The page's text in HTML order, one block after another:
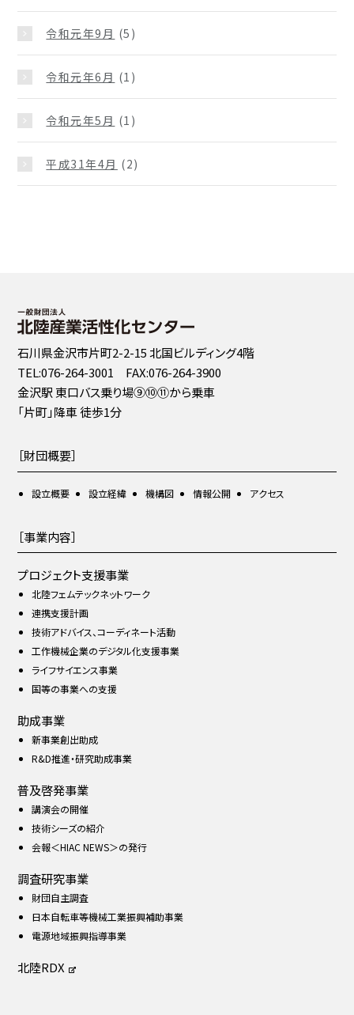
令和元年9月 (5)
令和元年6月 (1)
令和元年5月 (1)
平成31年4月 (2)
石川県金沢市片町2-2-15 北国ビルディング4階
TEL:076-264-3001 FAX:076-264-3900
金沢駅 東口バス乗り場⑨⑩⑪から乗車
「片町」降車 徒歩1分
［財団概要］
設立概要 設立経緯 機構図 情報公開 アクセス
［事業内容］
プロジェクト支援事業
北陸フェムテックネットワーク
連携支援計画
技術アドバイス、コーディネート活動
工作機械企業のデジタル化支援事業
ライフサイエンス事業
国等の事業への支援
助成事業
新事業創出助成
R&D推進・研究助成事業
普及啓発事業
講演会の開催
技術シーズの紹介
会報＜HIAC NEWS＞の発行
調査研究事業
財団自主調査
日本自転車等機械工業振興補助事業
電源地域振興指導事業
北陸RDX